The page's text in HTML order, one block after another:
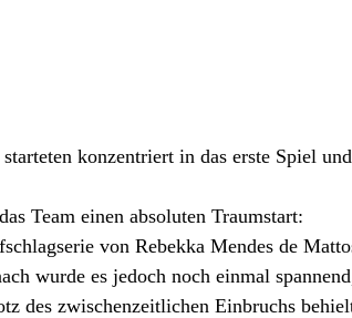
konzentriert in das erste Spiel
Team einen absoluten Traumstart:
von Rebekka Mendes de
wurde es jedoch noch einmal
des zwischenzeitlichen Einbruchs